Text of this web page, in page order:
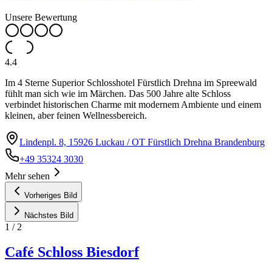
Unsere Bewertung
4.4
Im 4 Sterne Superior Schlosshotel Fürstlich Drehna im Spreewald
fühlt man sich wie im Märchen. Das 500 Jahre alte Schloss
verbindet historischen Charme mit modernem Ambiente und einem
kleinen, aber feinen Wellnessbereich.
Lindenpl. 8, 15926 Luckau / OT Fürstlich Drehna Brandenburg
+49 35324 3030
Mehr sehen
Vorheriges Bild
Nächstes Bild
1 / 2
Café Schloss Biesdorf